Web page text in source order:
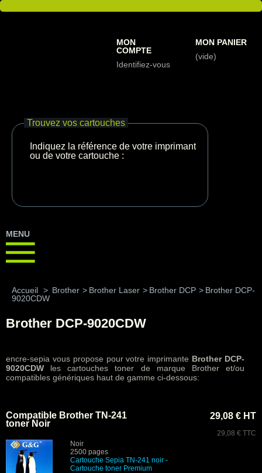
MON
COMPTE
Identifiez-vous
MON PANIER
(vide)
Trouvez vos cartouches
Indiquez la référence de votre imprimante
ou de votre cartouche :
MENU
Accueil > Brother > Brother Laser > Brother DCP > Brother DCP-
9020CDW
Brother DCP-9020CDW
encre-sepia vous propose pour votre imprimante Brother DCP-
9020CDW les cartouches toner de marque Brother et/ou
compatibles génériques haut de gamme ci-dessous:
Compatible Brother TN-241
toner Noir
Noir
2500 pages
Cartouche Sepia TN-241 noir -
Cartouche toner Premium
29,08 € HT
29,08 € TTC